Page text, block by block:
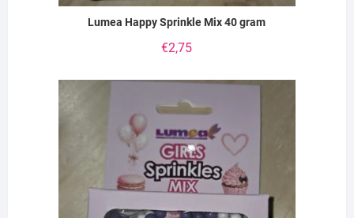
Lumea Happy Sprinkle Mix 40 gram
€2,75